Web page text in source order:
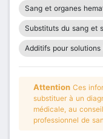
Sang et organes
Substituts du sang et
Additifs pour
Attention Ces
substituer à un
médicale, au
professionnel de